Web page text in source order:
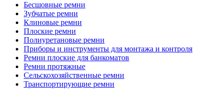
Бесшовные ремни
Зубчатые ремни
Клиновые ремни
Плоские ремни
Полиуретановые ремни
Приборы и инструменты для монтажа и контроля
Ремни плоские для банкоматов
Ремни протяжные
Сельскохозяйственные ремни
Транспортирующие ремни